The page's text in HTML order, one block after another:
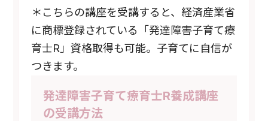
＊こちらの講座を受講すると、経済産業省
に商標登録されている「発達障害子育て療
育士R」資格取得も可能。子育てに自信が
つきます。
発達障害子育て療育士R養成講座
の受講方法